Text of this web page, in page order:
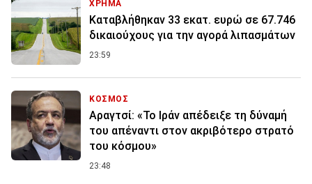
ΧΡΗΜΑ
Καταβλήθηκαν 33 εκατ. ευρώ σε 67.746
δικαιούχους για την αγορά λιπασμάτων
23:59
ΚΟΣΜΟΣ
Αραγτσί: «Το Ιράν απέδειξε τη δύναμή
του απέναντι στον ακριβότερο στρατό
του κόσμου»
23:48